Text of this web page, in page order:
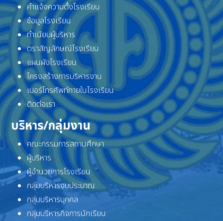
คำแจ้งความตั้งโรงเรียน
ข้อมูลโรงเรียน
ทำเนียบผู้บริหาร
ตราสัญลักษณ์โรงเรียน
แผนผังโรงเรียน
โครงสร้างการบริหารงาน
เบอร์โทรศัพท์ภายในโรงเรียน
ติดต่อเรา
บริหาร/กลุ่มงาน
คณะกรรมการสถานศึกษา
ผู้บริหาร
ผู้อำนวยการโรงเรียน
กลุ่มบริหารงบประมาณ
กลุ่มบริหารบุคคล
กลุ่มบริหารกิจการนักเรียน